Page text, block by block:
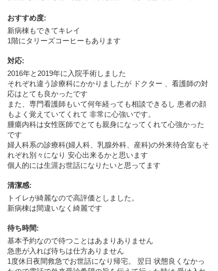
おすすめ度:
新病棟もできてキレイ
1階にタリーズコーヒーもあります
対応:
2016年と2019年に入院手術しました
それぞれ違う診療科にかかりましたが ドクター 、看護師の対
応はとても良かったです
また、専門看護師もいて何年経っても相談できるし 患者の顔
もよく覚えていてくれて 非常に心強いです。
腫瘍内科は女性医師でとても親身になってくれて心強かった
です
婦人科系の診療科(婦人科、乳腺外科、産科)の外来待合室もそ
れぞれ別々になり 安心出来るかと思います
個人的には生涯お世話になりたいと思ってます
清潔感:
トイレが綺麗なので高評価としました。
新病棟は間違いなく綺麗です
待ち時間:
基本予約なので待つことはあまりありません
急患が入れば待ちは仕方ありません
1度休日夜間救急でお世話になり帰宅。 翌日 状態良くなかっ